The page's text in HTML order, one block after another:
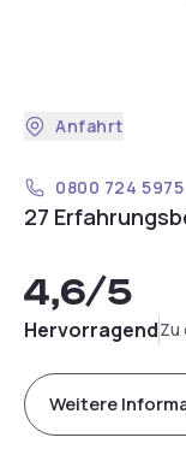
Anfahrt
0800 724 5975
27
4,6/5
HervorragendZu
Weitere